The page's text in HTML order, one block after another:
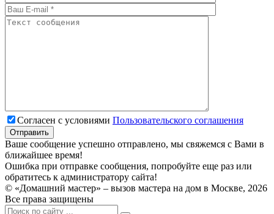
Согласен с условиями Пользовательского соглашения
Ваше сообщение успешно отправлено, мы свяжемся с Вами в
ближайшее время!
Ошибка при отправке сообщения, попробуйте еще раз или
обратитесь к администратору сайта!
© «Домашний мастер» – вызов мастера на дом в Москве, 2026
Все права защищены